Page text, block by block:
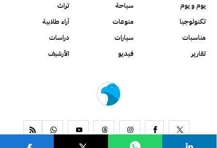
يوم و يوم
سياحة
تراث
تكنولوجيا
منوعات
آراء طلابية
مناسبات
سيارات
دراسات
تقارير
فيديو الأرشيف